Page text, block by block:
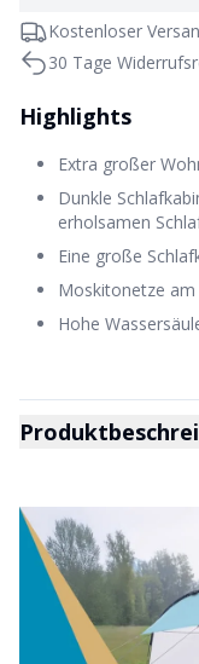
Kostenloser
30 Tage
Highlights
Extra großer
Dunkle
erholsamen
Eine große
Moskitonetze am
Hohe